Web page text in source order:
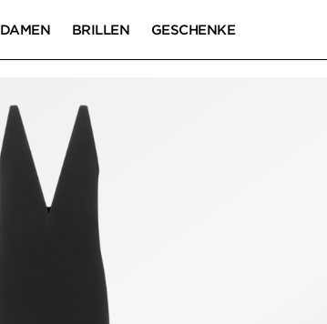
DAMEN BRILLEN GESCHENKE